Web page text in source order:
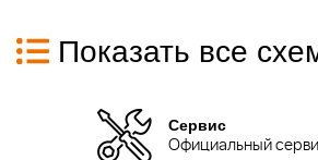
Показать все
Сервис
Официальный